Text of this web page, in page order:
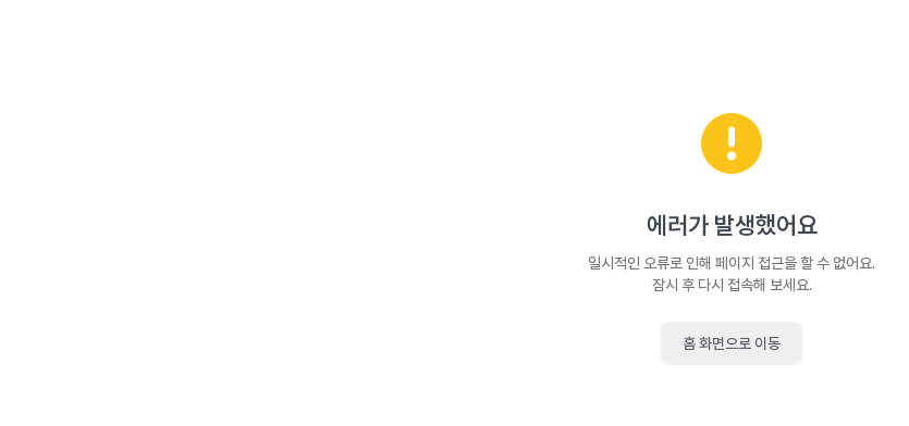
에러가 발생했어요
일시적인 오류로 인해 페이지 접근을 할 수 없어요.
잠시 후 다시 접속해 보세요.
홈 화면으로 이동